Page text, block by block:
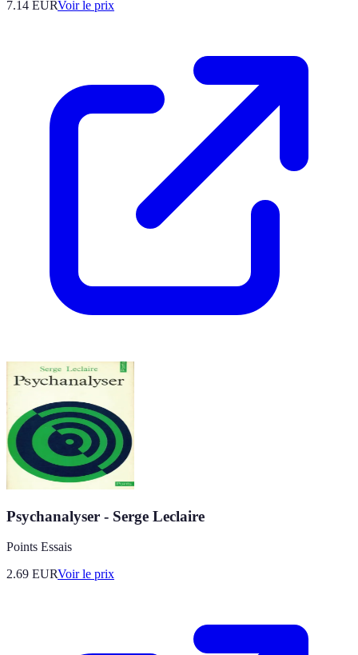
7.14 EURVoir le prix
Psychanalyser - Serge Leclaire
Points Essais
2.69 EURVoir le prix